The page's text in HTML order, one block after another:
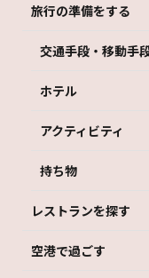
旅行の準備をする
交通手段・移動手
ホテル
アクティビティ
持ち物
レストランを探す
空港で過ごす